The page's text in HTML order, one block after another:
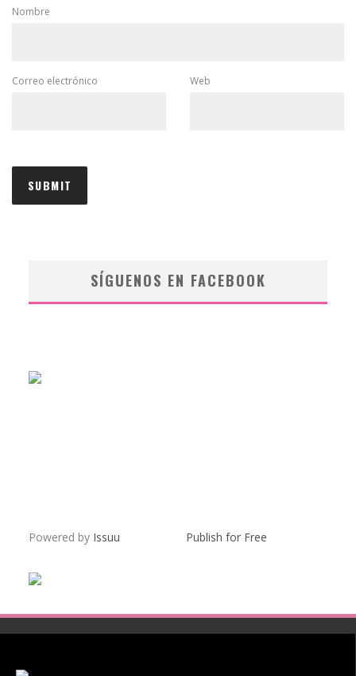
Nombre
Correo electrónico Web
SÍGUENOS EN FACEBOOK
Powered by Issuu Publish for Free